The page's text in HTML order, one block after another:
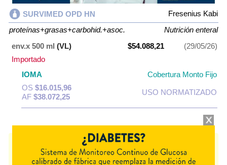
SURVIMED OPD HN
Fresenius Kabi
proteínas+grasas+carbohid.+asoc.
Nutrición enteral
env.x 500 ml (VL) $54.088,21
(29/05/26)
Importado
IOMA
Cobertura Monto Fijo
OS $16.015,96
AF $38.072,25
USO NORMATIZADO
contieneproteínas+grasas+carbohid.+asoc.
indica comoNutrición enteral. Es producido porFresenius Kabi
cuenta con 1 presentación disponible.